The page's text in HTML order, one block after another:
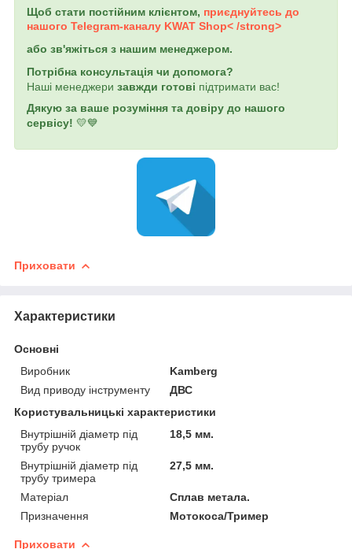
Щоб стати постійним клієнтом, приєднуйтесь до
нашого Telegram-каналу KWAT Shop< /strong>
або зв'яжіться з нашим менеджером.
Потрібна консультація чи допомога?
Наші менеджери завжди готові підтримати вас!
Дякую за ваше розуміння та довіру до нашого
сервісу! 💛💙
Приховати
Характеристики
Основні
Виробник
Kamberg
Вид приводу інструменту
ДВС
Користувальницькі характеристики
Внутрішній діаметр під
трубу ручок
18,5 мм.
Внутрішній діаметр під
трубу тримера
27,5 мм.
Матеріал
Сплав метала.
Призначення
Мотокоса/Тример
Приховати